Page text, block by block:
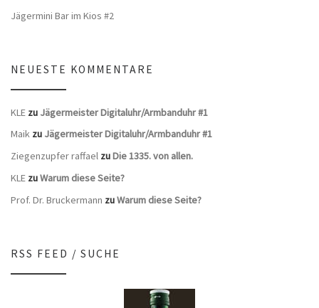
Jägermini Bar im Kios #2
NEUESTE KOMMENTARE
KLE zu Jägermeister Digitaluhr/Armbanduhr #1
Maik zu Jägermeister Digitaluhr/Armbanduhr #1
Ziegenzupfer raffael zuDie 1335. von allen.
KLE zuWarum diese Seite?
Prof. Dr. Bruckermann zuWarum diese Seite?
RSS FEED / SUCHE